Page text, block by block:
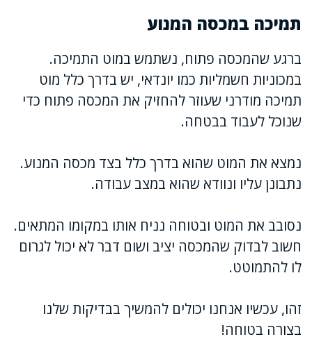
תמיכה במכסה המנוע
ברגע שהמכסה פתוח, נשתמש במוט התמיכה.
במכוניות חשמליות כמו יונדאי, יש בדרך כלל מוט
תמיכה מודרני שעוזר להחזיק את המכסה פתוח כדי
שנוכל לעבוד בבטחה.
נמצא את המוט שהוא בדרך כלל בצד מכסה המנוע.
נתבונן עליו ונוודא שהוא במצב עבודה.
נסובב את המוט ובטוחה נניח אותו במקומו המתאים.
חשוב לבדוק שהמכסה יציב ושום דבר לא יכול לגרום
לו להתמוטט.
זהו, עכשיו אנחנו יכולים להמשיך בבדיקות שלנו
בצורה בטוחה!